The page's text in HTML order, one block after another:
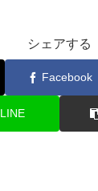
シェアする
Facebook
LINE